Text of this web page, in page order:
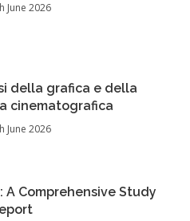
June 2026
della grafica e della
cinematografica
June 2026
A Comprehensive Study